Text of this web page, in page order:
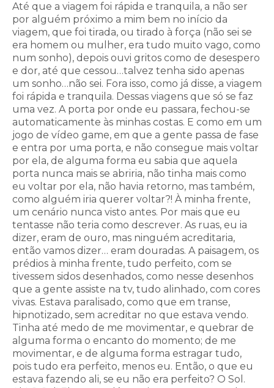
Até que a viagem foi rápida e tranquila, a não ser
por alguém próximo a mim bem no início da
viagem, que foi tirada, ou tirado à força (não sei se
era homem ou mulher, era tudo muito vago, como
num sonho), depois ouvi gritos como de desespero
e dor, até que cessou…talvez tenha sido apenas
um sonho…não sei. Fora isso, como já disse, a viagem
foi rápida e tranquila. Dessas viagens que só se faz
uma vez. A porta por onde eu passara, fechou-se
automaticamente às minhas costas. E como em um
jogo de vídeo game, em que a gente passa de fase
e entra por uma porta, e não consegue mais voltar
por ela, de alguma forma eu sabia que aquela
porta nunca mais se abriria, não tinha mais como
eu voltar por ela, não havia retorno, mas também,
como alguém iria querer voltar?! À minha frente,
um cenário nunca visto antes. Por mais que eu
tentasse não teria como descrever. As ruas, eu ia
dizer, eram de ouro, mas ninguém acreditaria,
então vamos dizer… eram douradas. A paisagem, os
prédios à minha frente, tudo perfeito, com se
tivessem sidos desenhados, como nesse desenhos
que a gente assiste na tv, tudo alinhado, com cores
vivas. Estava paralisado, como que em transe,
hipnotizado, sem acreditar no que estava vendo.
Tinha até medo de me movimentar, e quebrar de
alguma forma o encanto do momento; de me
movimentar, e de alguma forma estragar tudo,
pois tudo era perfeito, menos eu. Então, o que eu
estava fazendo ali, se eu não era perfeito? O Sol.